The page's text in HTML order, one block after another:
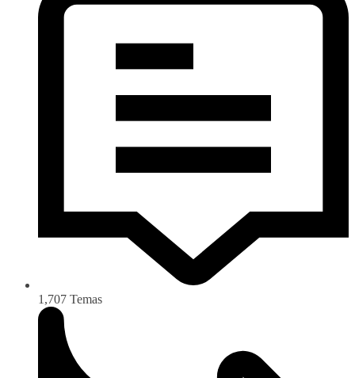
1,707 Temas